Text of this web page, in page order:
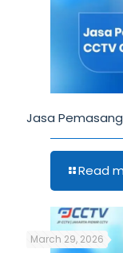
Jasa
Read
March 29, 2026